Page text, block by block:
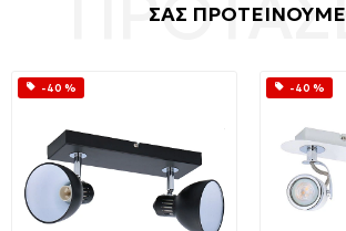
ΣΑΣ ΠΡΟΤΕΙΝΟΥΜΕ
-40 % -40 %